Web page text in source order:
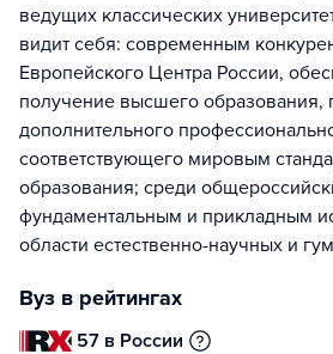
ведущих классических
видит себя: современным
Европейского Центра России,
получение высшего образования,
дополнительного
соответствующего мировым
образования; среди
фундаментальным и прикладным
области естественно-научных и
Вуз в рейтингах
57 в России